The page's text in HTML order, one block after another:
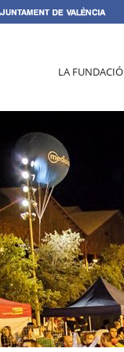
LA FUNDACIÓ